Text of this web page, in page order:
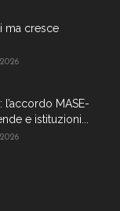
ma cresce
MASE-
e istituzioni...